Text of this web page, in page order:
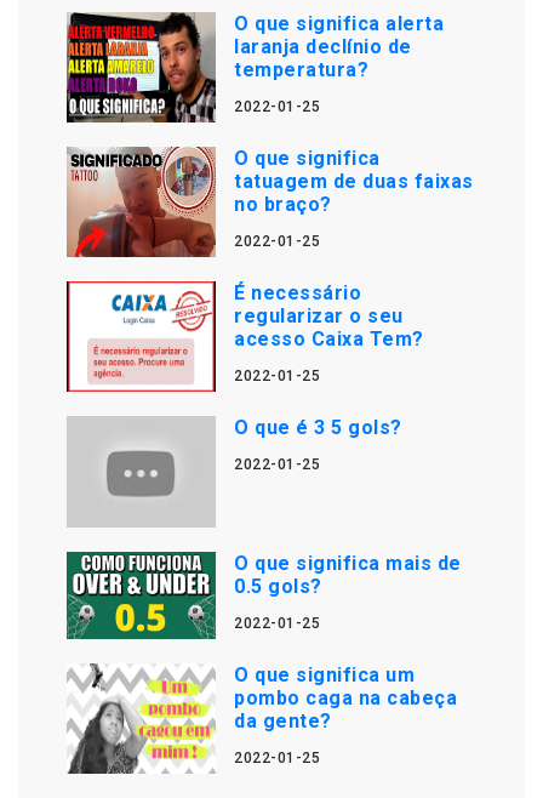
O que significa alerta
laranja declínio de
temperatura?
2022-01-25
O que significa
tatuagem de duas faixas
no braço?
2022-01-25
É necessário
regularizar o seu
acesso Caixa Tem?
2022-01-25
O que é 3 5 gols?
2022-01-25
O que significa mais de
0.5 gols?
2022-01-25
O que significa um
pombo caga na cabeça
da gente?
2022-01-25